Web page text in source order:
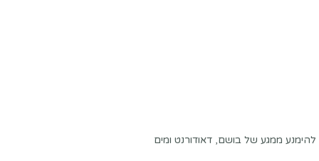
ממגע של בושם, דאודורנט ומים